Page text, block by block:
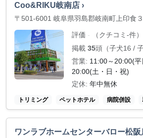
Coo&RIKU岐南店 ›
〒501-6001 岐阜県羽島郡岐南町上印食
評価 -
（クチコミ-件）
掲載 35頭（子犬16 / 子
営業: 11:00～20:00(平
20:00(土・日・祝)
定休: 年中無休
トリミング ペットホテル 病院併設
ワンラブホームセンターバロー松阪